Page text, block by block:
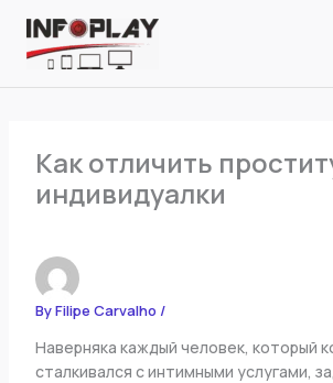
content
Как отличить
индивидуалки
ByFilipe Carvalho /
Наверняка каждый человек, который
сталкивался с интимными услугами,